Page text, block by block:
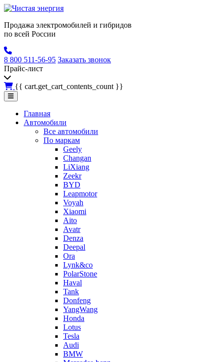
Продажа электромобилей и гибридов
по всей России
8 800 511-56-95 Заказать звонок
Прайс-лист
{{ cart.get_cart_contents_count }}
Главная
Автомобили
Все автомобили
По маркам
Geely
Changan
LiXiang
Zeekr
BYD
Leapmotor
Voyah
Xiaomi
Aito
Avatr
Denza
Deepal
Ora
Lynk&co
PolarStone
Haval
Tank
Donfeng
YangWang
Honda
Lotus
Tesla
Audi
BMW